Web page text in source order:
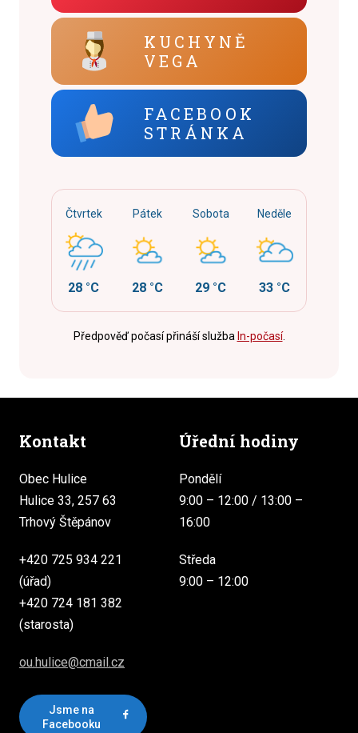
KUCHYNĚ
VEGA
FACEBOOK
STRÁNKA
Čtvrtek
28 °C
Pátek
28 °C
Sobota
29 °C
Neděle
33 °C
Předpověď počasí přináší služba In-počasí.
Kontakt
Obec Hulice
Hulice 33, 257 63
Trhový Štěpánov
+420 725 934 221
(úřad)
+420 724 181 382
(starosta)
ou.hulice@cmail.cz
Jsme na
Facebooku
Úřední hodiny
Pondělí
9:00 – 12:00 / 13:00 –
16:00
Středa
9:00 – 12:00